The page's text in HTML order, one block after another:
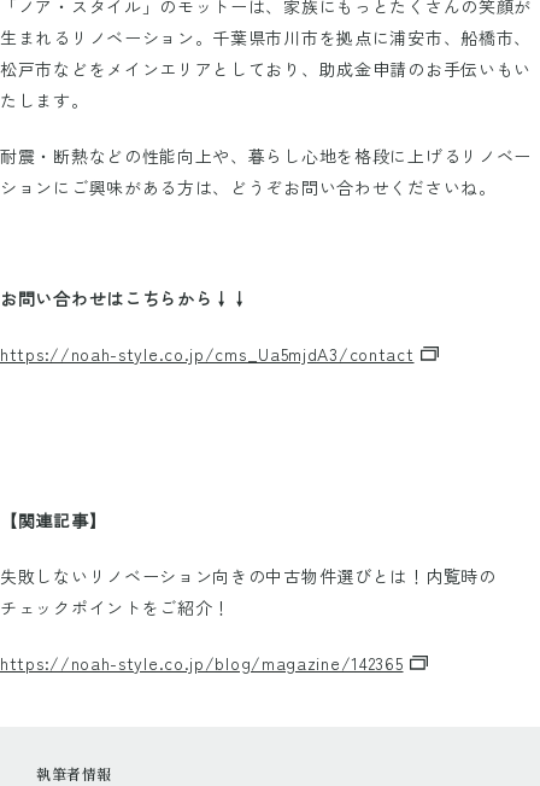
「ノア・スタイル」のモットーは、家族にもっとたくさんの笑顔が
生まれるリノベーション。千葉県市川市を拠点に浦安市、船橋市、
松戸市などをメインエリアとしており、助成金申請のお手伝いもい
たします。
耐震・断熱などの性能向上や、暮らし心地を格段に上げるリノベー
ションにご興味がある方は、どうぞお問い合わせくださいね。
お問い合わせはこちらから↓↓
https://noah-style.co.jp/cms_Ua5mjdA3/contact
【関連記事】
失敗しないリノベーション向きの中古物件選びとは！内覧時の
チェックポイントをご紹介！
https://noah-style.co.jp/blog/magazine/142365
執筆者情報